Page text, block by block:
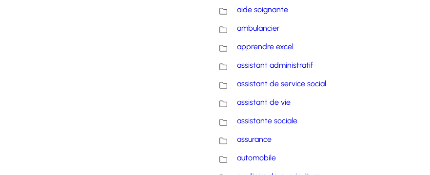
aide soignante
ambulancier
apprendre excel
assistant administratif
assistant de service social
assistant de vie
assistante sociale
assurance
automobile